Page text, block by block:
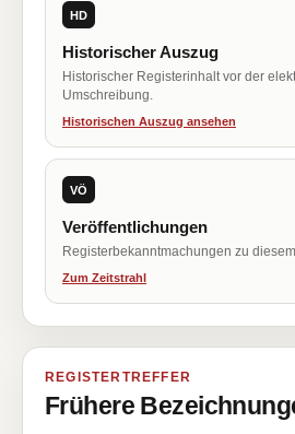
HD
Historischer Auszug
Historischer Registerinhalt vor der
Umschreibung.
Historischen Auszug ansehen
VÖ
Veröffentlichungen
Registerbekanntmachungen zu
Zum Zeitstrahl
REGISTERTREFFER
Frühere